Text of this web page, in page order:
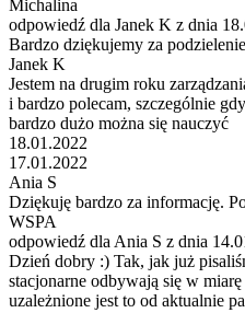
Michalina
odpowiedź dla Janek K z dnia
Bardzo dziękujemy za
Janek K
Jestem na drugim roku
i bardzo polecam, szczególnie
bardzo dużo można się nauczyć
18.01.2022
17.01.2022
Ania S
Dziękuję bardzo za informację.
WSPA
odpowiedź dla Ania S z dnia
Dzień dobry :) Tak, jak już
stacjonarne odbywają się w
uzależnione jest to od aktualnie